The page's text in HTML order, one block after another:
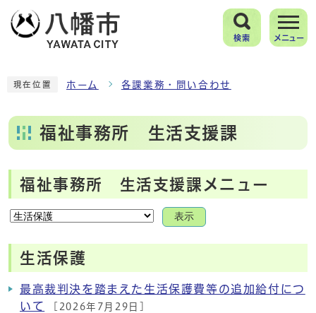
検索 メニュー
現在位置 ホーム 各課業務・問い合わせ
福祉事務所 生活支援課
福祉事務所 生活支援課メニュー
表示
生活保護
最高裁判決を踏まえた生活保護費等の追加給付につ
いて
[2026年7月29日]